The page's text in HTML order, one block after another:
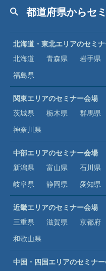
都道府県からセ
北海道・東北エリアのセミ
北海道
青森県 岩手県
福島県
関東エリアのセミナー会場
茨城県
栃木県 群馬県
神奈川県
中部エリアのセミナー会場
新潟県
富山県 石川県
岐阜県
静岡県 愛知県
近畿エリアのセミナー会場
三重県
滋賀県 京都府
和歌山県
中国・四国エリアのセミナ